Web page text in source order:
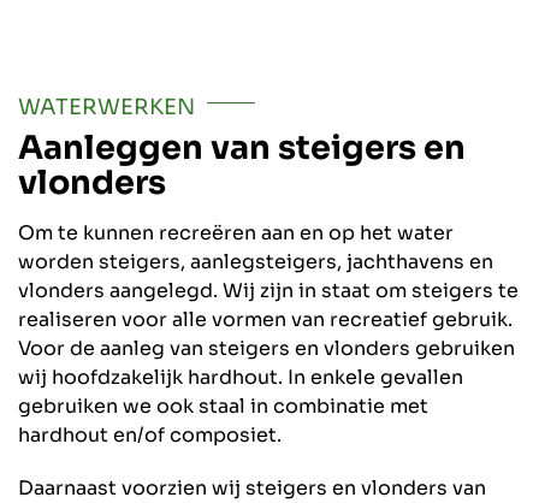
WATERWERKEN
Aanleggen van steigers en
vlonders
Om te kunnen recreëren aan en op het water
worden steigers, aanlegsteigers, jachthavens en
vlonders aangelegd. Wij zijn in staat om steigers te
realiseren voor alle vormen van recreatief gebruik.
Voor de aanleg van steigers en vlonders gebruiken
wij hoofdzakelijk hardhout. In enkele gevallen
gebruiken we ook staal in combinatie met
hardhout en/of composiet.
Daarnaast voorzien wij steigers en vlonders van